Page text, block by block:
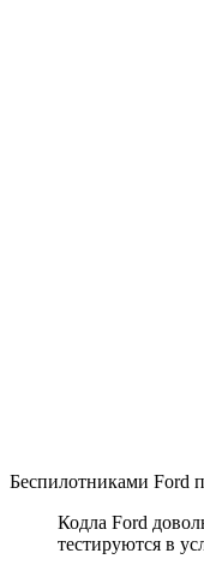
Беспилотниками Ford
Кодла Ford
тестируются в